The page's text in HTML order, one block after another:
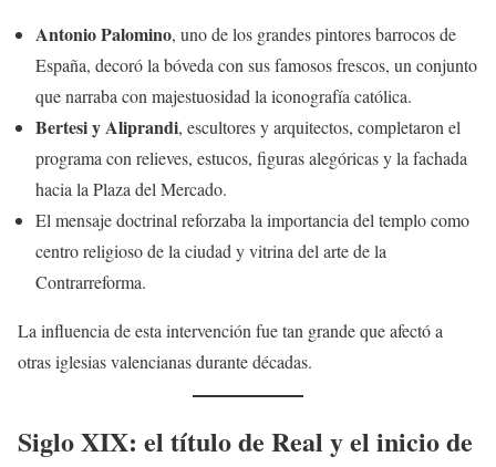
Antonio Palomino, uno de los grandes pintores barrocos de
España, decoró la bóveda con sus famosos frescos, un conjunto
que narraba con majestuosidad la iconografía católica.
Bertesi y Aliprandi, escultores y arquitectos, completaron el
programa con relieves, estucos, figuras alegóricas y la fachada
hacia la Plaza del Mercado.
El mensaje doctrinal reforzaba la importancia del templo como
centro religioso de la ciudad y vitrina del arte de la
Contrarreforma.
La influencia de esta intervención fue tan grande que afectó a
otras iglesias valencianas durante décadas.
Siglo XIX: el título de Real y el inicio de